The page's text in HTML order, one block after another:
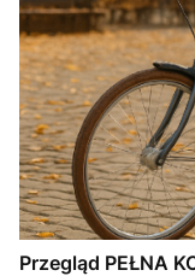
Przegląd PEŁNA